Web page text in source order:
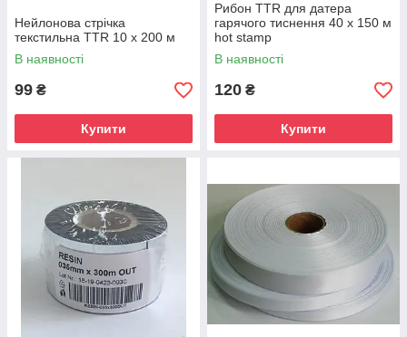
Нейлонова стрічка
текстильна TTR 10 х 200 м
В наявності
99 ₴
Купити
Рибон TTR для датера
гарячого тиснення 40 х 150 м
hot stamp
В наявності
120 ₴
Купити